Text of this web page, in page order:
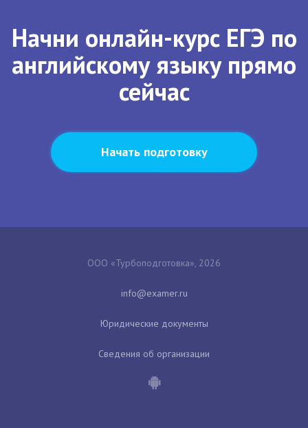
Начни онлайн-курс ЕГЭ по
английскому языку прямо
сейчас
Начать подготовку
ООО «Турбоподготовка», 2026
Юридические документы
Сведения об организации